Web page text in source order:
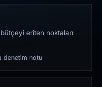
eriten noktaları
denetim notu